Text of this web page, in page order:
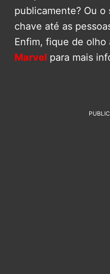
publicamente? Ou o
chave até as
Enfim, fique de olho
Marvel para mais